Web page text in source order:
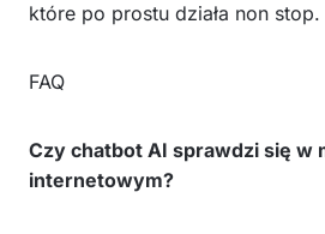
które po prostu działa non stop.
FAQ
Czy chatbot AI sprawdzi się w
internetowym?